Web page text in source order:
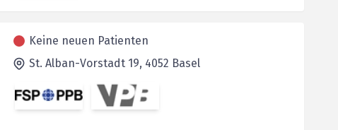
Keine neuen Patienten
St. Alban-Vorstadt 19, 4052 Basel